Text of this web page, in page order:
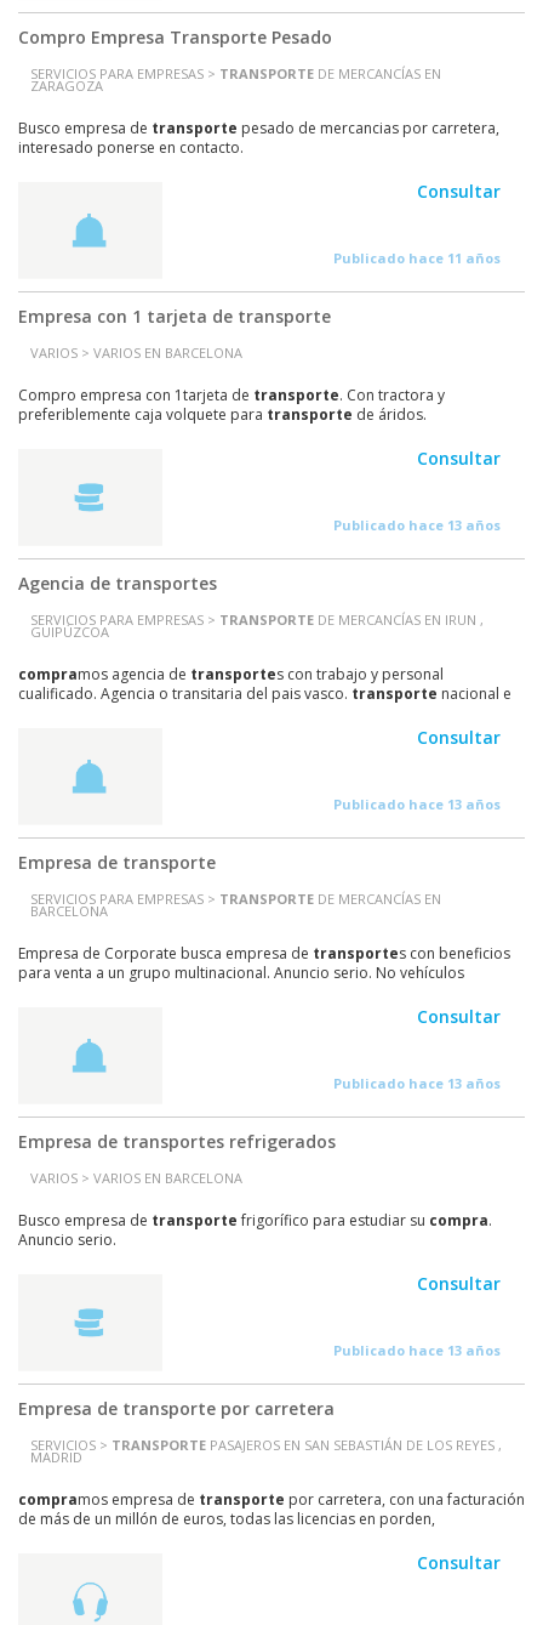
Compro Empresa Transporte Pesado
SERVICIOS PARA EMPRESAS > TRANSPORTE DE MERCANCÍAS EN
ZARAGOZA
Busco empresa de transporte pesado de mercancias por carretera,
interesado ponerse en contacto.
Consultar
Publicado hace 11 años
Empresa con 1 tarjeta de transporte
VARIOS > VARIOS EN BARCELONA
Compro empresa con 1tarjeta de transporte. Con tractora y
preferiblemente caja volquete para transporte de áridos.
Consultar
Publicado hace 13 años
Agencia de transportes
SERVICIOS PARA EMPRESAS > TRANSPORTE DE MERCANCÍAS EN IRUN ,
GUIPÚZCOA
compramos agencia de transportes con trabajo y personal
cualificado. Agencia o transitaria del pais vasco. transporte nacional e
Consultar
Publicado hace 13 años
Empresa de transporte
SERVICIOS PARA EMPRESAS > TRANSPORTE DE MERCANCÍAS EN
BARCELONA
Empresa de Corporate busca empresa de transportes con beneficios
para venta a un grupo multinacional. Anuncio serio. No vehículos
Consultar
Publicado hace 13 años
Empresa de transportes refrigerados
VARIOS > VARIOS EN BARCELONA
Busco empresa de transportefrigorífico para estudiar su compra.
Anuncio serio.
Consultar
Publicado hace 13 años
Empresa de transporte por carretera
SERVICIOS > TRANSPORTE PASAJEROS EN SAN SEBASTIÁN DE LOS REYES ,
MADRID
compramos empresa de transporte por carretera, con una facturación
de más de un millón de euros, todas las licencias en porden,
Consultar